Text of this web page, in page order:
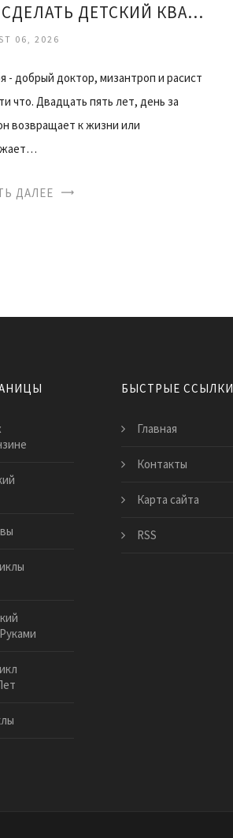
КАК СДЕЛАТЬ ДЕТСКИЙ КВАДРОЦИКЛ СВОИМИ РУКАМИ
06, 2026
- добрый доктор, мизантроп и расист
что. Двадцать пять лет, день за
возвращает к жизни или
ДАЛЕЕ
БЫСТРЫЕ ССЫЛКИ
Главная
Контакты
Карта сайта
RSS